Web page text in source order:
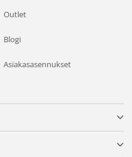
Outlet
Blogi
Asiakasasennukset